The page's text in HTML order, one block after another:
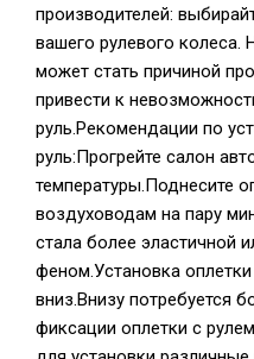
производителей:
вашего рулевого
может стать причиной
привести к
руль.Рекомендации по
руль:Прогрейте салон
температуры.Поднесите
воздуховодам на пару
стала более эластичной
феном.Установка
вниз.Внизу потребуется
фиксации оплетки с